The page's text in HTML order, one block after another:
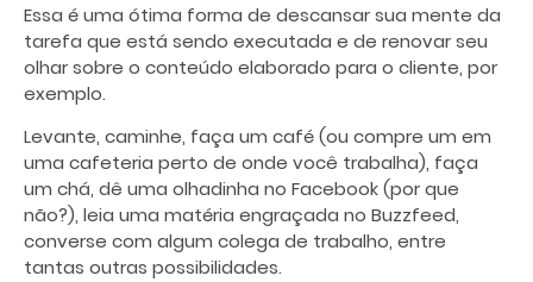
Essa é uma ótima forma de descansar sua mente da
tarefa que está sendo executada e de renovar seu
olhar sobre o conteúdo elaborado para o cliente, por
exemplo.
Levante, caminhe, faça um café (ou compre um em
uma cafeteria perto de onde você trabalha), faça
um chá, dê uma olhadinha no Facebook (por que
não?), leia uma matéria engraçada no Buzzfeed,
converse com algum colega de trabalho, entre
tantas outras possibilidades.